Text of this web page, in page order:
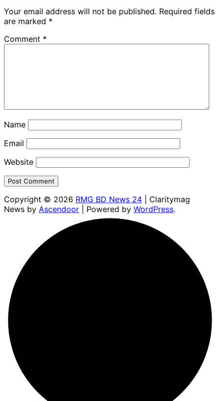
Your email address will not be published. Required fields
are marked *
Comment *
Name
Email
Website
Copyright © 2026 RMG BD News 24 | Claritymag
News by Ascendoor | Powered by WordPress.